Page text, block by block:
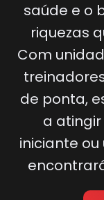
saúde e o
riquezas
Com
de ponta,
a atingir
iniciante